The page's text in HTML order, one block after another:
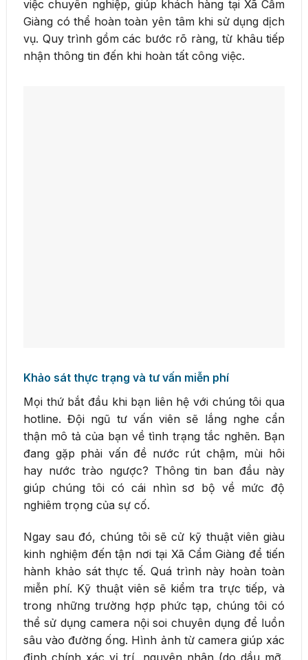
việc chuyên nghiệp, giúp khách hàng tại Xã Cẩm
Giàng có thể hoàn toàn yên tâm khi sử dụng dịch
vụ. Quy trình gồm các bước rõ ràng, từ khâu tiếp
nhận thông tin đến khi hoàn tất công việc.
Khảo sát thực trạng và tư vấn miễn phí
Mọi thứ bắt đầu khi bạn liên hệ với chúng tôi qua
hotline. Đội ngũ tư vấn viên sẽ lắng nghe cẩn
thận mô tả của bạn về tình trạng tắc nghẽn. Bạn
đang gặp phải vấn đề nước rút chậm, mùi hôi
hay nước trào ngược? Thông tin ban đầu này
giúp chúng tôi có cái nhìn sơ bộ về mức độ
nghiêm trọng của sự cố.
Ngay sau đó, chúng tôi sẽ cử kỹ thuật viên giàu
kinh nghiệm đến tận nơi tại Xã Cẩm Giàng để tiến
hành khảo sát thực tế. Quá trình này hoàn toàn
miễn phí. Kỹ thuật viên sẽ kiểm tra trực tiếp, và
trong những trường hợp phức tạp, chúng tôi có
thể sử dụng camera nội soi chuyên dụng để luồn
sâu vào đường ống. Hình ảnh từ camera giúp xác
định chính xác vị trí, nguyên nhân (do dầu mỡ,